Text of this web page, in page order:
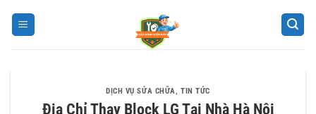
DỊCH VỤ SỬA CHỮA,TIN TỨC
Địa Chỉ Thay Block LG Tại Nhà Hà Nội